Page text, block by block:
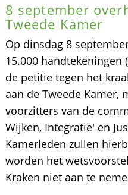
8 september
Tweede Kamer
Op dinsdag 8
15.000 handtekeningen
de petitie tegen het
aan de Tweede Kamer,
voorzitters van de
Wijken, Integratie' en
Kamerleden zullen
worden het
Kraken niet aan te